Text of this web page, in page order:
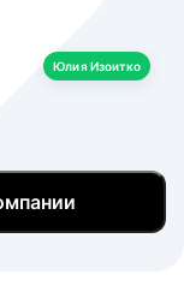
Юлия Изоитко